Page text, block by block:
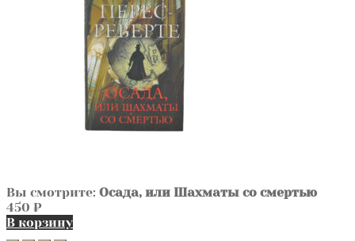
Вы смотрите: Осада, или Шахматы со смертью
450 ₽
В корзину